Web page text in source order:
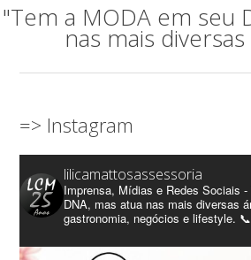
"Tem a MODA em seu
nas mais diversas
=> Instagram
lilicamattosassessoria
Imprensa, Mídias e Redes Sociais
DNA, mas atua nas mais diversas
gastronomia, negócios e lifestyle.